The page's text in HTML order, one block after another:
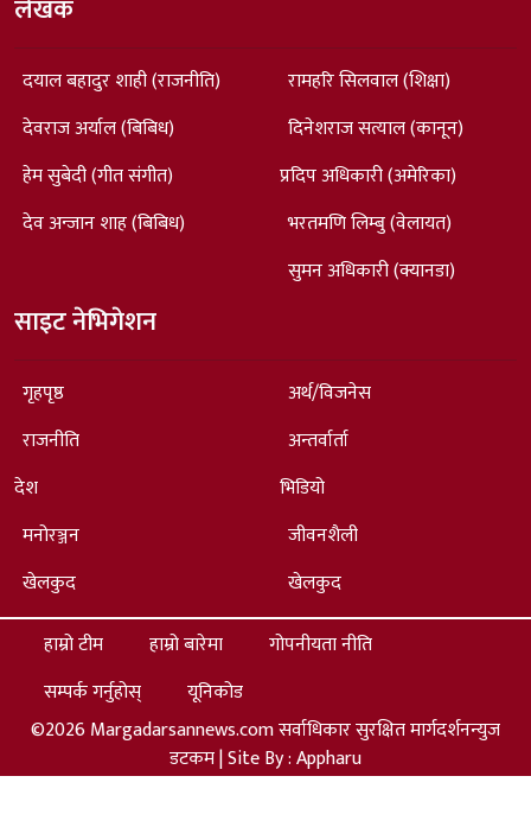
लेखक
दयाल बहादुर शाही (राजनीति)
देवराज अर्याल (बिबिध)
हेम सुबेदी (गीत संगीत)
देव अन्जान शाह (बिबिध)
रामहरि सिलवाल (शिक्षा)
दिनेशराज सत्याल (कानून)
प्रदिप अधिकारी (अमेरिका)
भरतमणि लिम्बु (वेलायत)
सुमन अधिकारी (क्यानडा)
साइट नेभिगेशन
गृहपृष्ठ
राजनीति
देश
मनोरञ्जन
खेलकुद
अर्थ/विजनेस
अन्तर्वार्ता
भिडियो
जीवनशैली
खेलकुद
हाम्रो टीम
हाम्रो बारेमा
गोपनीयता नीति
सम्पर्क गर्नुहोस्
यूनिकोड
©2026 Margadarsannews.com सर्वाधिकार सुरक्षित मार्गदर्शनन्युज
डटकम | Site By :Appharu